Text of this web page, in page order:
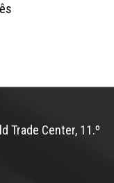
Trade Center, 11.º